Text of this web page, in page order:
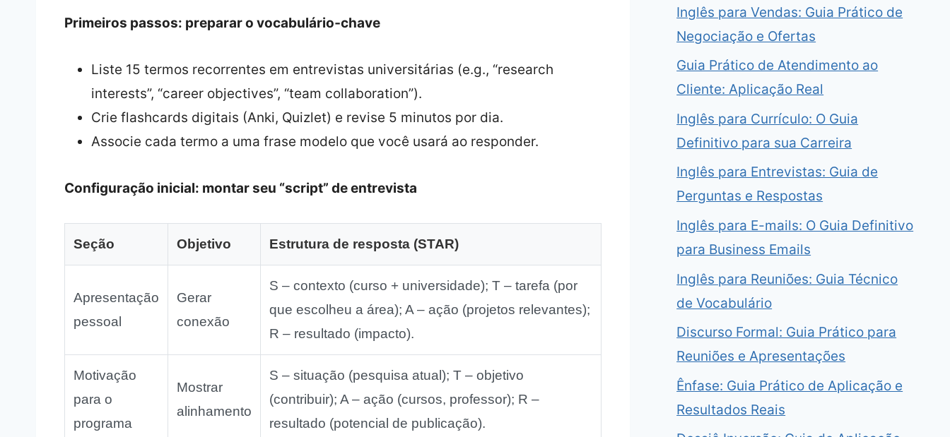
Primeiros passos: preparar o vocabulário‑chave
Liste 15 termos recorrentes em entrevistas universitárias (e.g., “research
interests”, “career objectives”, “team collaboration”).
Crie flashcards digitais (Anki, Quizlet) e revise 5 minutos por dia.
Associe cada termo a uma frase modelo que você usará ao responder.
Configuração inicial: montar seu “script” de entrevista
Seção Objetivo Estrutura de resposta (STAR)
Apresentação
pessoal
Gerar
conexão
S – contexto (curso + universidade); T – tarefa (por
que escolheu a área); A – ação (projetos relevantes);
R – resultado (impacto).
Motivação
para o
programa
Mostrar
alinhamento
S – situação (pesquisa atual); T – objetivo
(contribuir); A – ação (cursos, professor); R –
resultado (potencial de publicação).
Inglês para Vendas: Guia Prático de
Negociação e Ofertas
Guia Prático de Atendimento ao
Cliente: Aplicação Real
Inglês para Currículo: O Guia
Definitivo para sua Carreira
Inglês para Entrevistas: Guia de
Perguntas e Respostas
Inglês para E-mails: O Guia Definitivo
para Business Emails
Inglês para Reuniões: Guia Técnico
de Vocabulário
Discurso Formal: Guia Prático para
Reuniões e Apresentações
Ênfase: Guia Prático de Aplicação e
Resultados Reais